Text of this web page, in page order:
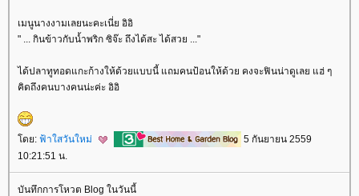
เมนูนางงามเลยนะคะเนี่ย อิอิ
" ... กินข้าวกับน้ำพริก ซิจ๊ะ ถึงได้สะ ได้สวย ..."
ได้ปลาทูทอดแกะก้างให้ด้วยแบบนี้ แถมคนป้อนให้ด้วย คงจะฟินน่าดูเลย แฮ่ ๆ
คิดถึงคนบางคนน่ะค่ะ อิอิ
ดย: ฟ้าใสวันใหม่
5 กันยายน 2559
10:21:51 น.
บันทึกการโหวต Blog ในวันนี้